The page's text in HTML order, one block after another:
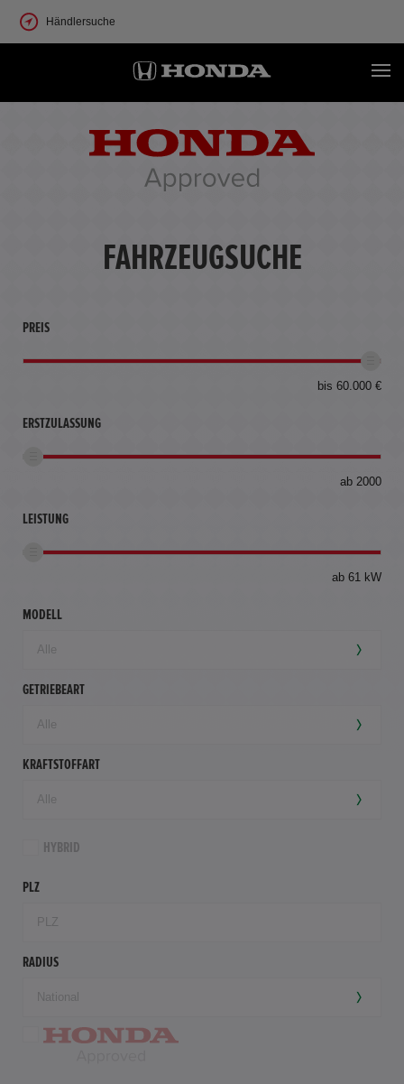
Händlersuche
FAHRZEUGSUCHE
PREIS
bis 60.000 €
ERSTZULASSUNG
ab 2000
LEISTUNG
ab 61 kW
MODELL
GETRIEBEART
KRAFTSTOFFART
HYBRID
PLZ
RADIUS